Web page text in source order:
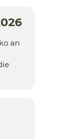
an